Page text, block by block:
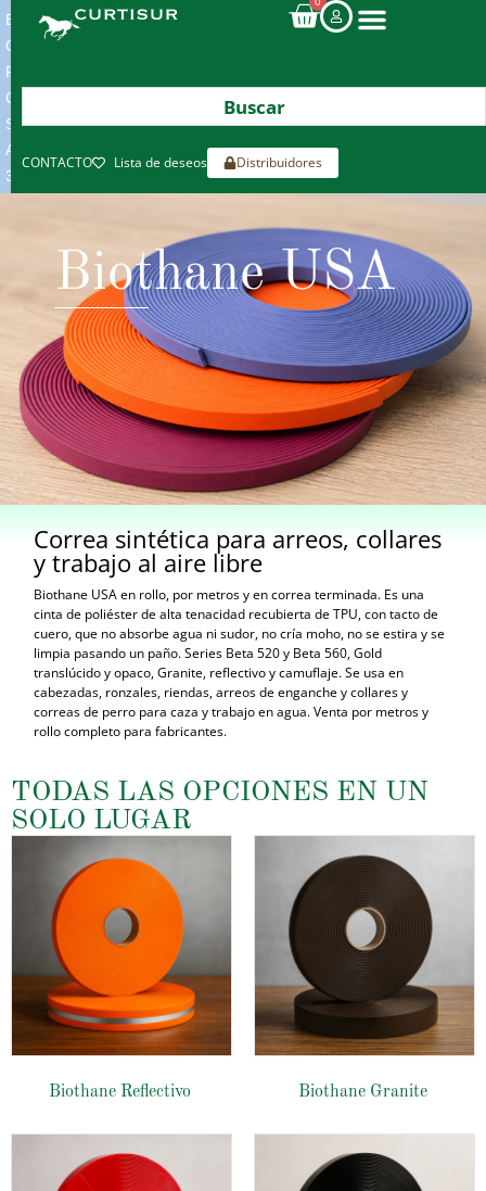
ENVIOS
GRATIS
POR
COMPRAS
SUPERIORES
A
300€*
CONTACTO Lista de deseos Distribuidores
Biothane USA
Correa sintética para arreos, collares
y trabajo al aire libre
Biothane USA en rollo, por metros y en correa terminada. Es una
cinta de poliéster de alta tenacidad recubierta de TPU, con tacto de
cuero, que no absorbe agua ni sudor, no cría moho, no se estira y se
limpia pasando un paño. Series Beta 520 y Beta 560, Gold
translúcido y opaco, Granite, reflectivo y camuflaje. Se usa en
cabezadas, ronzales, riendas, arreos de enganche y collares y
correas de perro para caza y trabajo en agua. Venta por metros y
rollo completo para fabricantes.
TODAS LAS OPCIONES EN UN
SOLO LUGAR
Biothane Reflectivo Biothane Granite